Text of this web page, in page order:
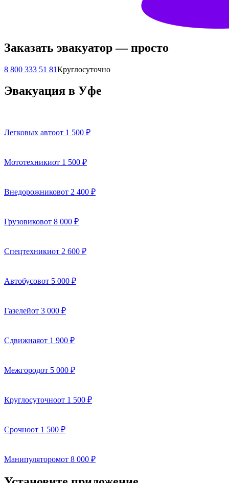
Заказать эвакуатор — просто
8 800 333 51 81Круглосуточно
Эвакуация в Уфе
Легковых автоот 1 500 ₽
Мототехникиот 1 500 ₽
Внедорожниковот 2 400 ₽
Грузовиковот 8 000 ₽
Спецтехникиот 2 600 ₽
Автобусовот 5 000 ₽
Газелейот 3 000 ₽
Сдвижнаяот 1 900 ₽
Межгородот 5 000 ₽
Круглосуточноот 1 500 ₽
Срочноот 1 500 ₽
Манипуляторомот 8 000 ₽